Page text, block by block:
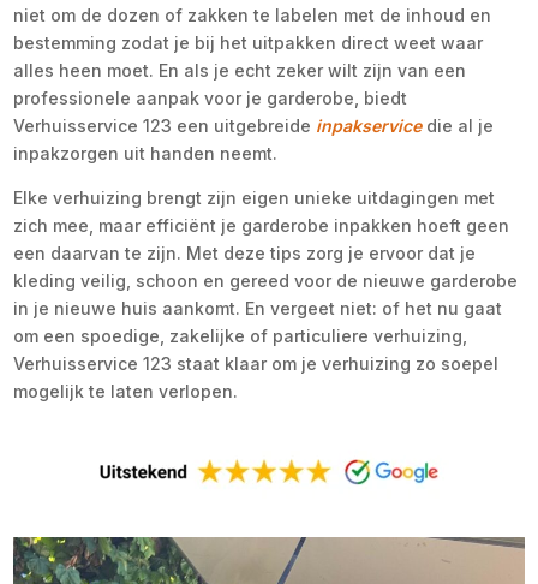
niet om de dozen of zakken te labelen met de inhoud en
bestemming zodat je bij het uitpakken direct weet waar
alles heen moet. En als je echt zeker wilt zijn van een
professionele aanpak voor je garderobe, biedt
Verhuisservice 123 een uitgebreide inpakservicedie al je
inpakzorgen uit handen neemt.
Elke verhuizing brengt zijn eigen unieke uitdagingen met
zich mee, maar efficiënt je garderobe inpakken hoeft geen
een daarvan te zijn. Met deze tips zorg je ervoor dat je
kleding veilig, schoon en gereed voor de nieuwe garderobe
in je nieuwe huis aankomt. En vergeet niet: of het nu gaat
om een spoedige, zakelijke of particuliere verhuizing,
Verhuisservice 123 staat klaar om je verhuizing zo soepel
mogelijk te laten verlopen.